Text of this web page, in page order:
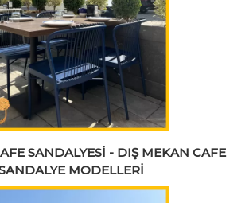
SANDALYESİ - DIŞ MEKAN CAFE
MODELLERİ